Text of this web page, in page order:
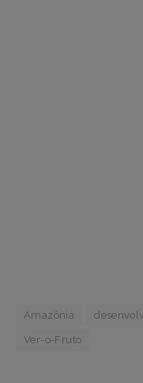
Amazônia
Ver-o-Fruto